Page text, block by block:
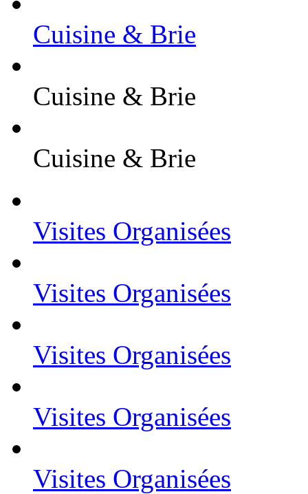
Cuisine & Brie
Cuisine & Brie
Cuisine & Brie
Visites Organisées
Visites Organisées
Visites Organisées
Visites Organisées
Visites Organisées